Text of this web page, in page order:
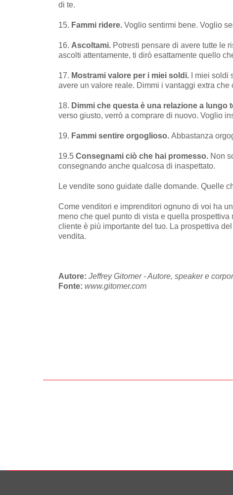
di te.
15. Fammi ridere. Voglio sentirmi bene. Voglio
16. Ascoltami. Potresti pensare di avere tutte le
ascolti attentamente, ti dirò esattamente quello
17. Mostrami valore per i miei soldi.
I miei
avere un valore reale. Dimmi i vantaggi extra che
18. Dimmi che questa è una relazione a lungo
verso giusto, verrò a comprare di nuovo. Voglio
19. Fammi sentire orgoglioso. Abbastanza
19.5 Consegnami ciò che hai promesso. Non
consegnando anche qualcosa di inaspettato.
Le vendite sono guidate dalle domande. Quelle
Come venditori e imprenditori ognuno di voi ha
meno che quel punto di vista e quella
cliente è più importante del tuo. La prospettiva
vendita.
Autore: Jeffrey Gitomer - Autore, speaker e
Fonte: www.gitomer.com